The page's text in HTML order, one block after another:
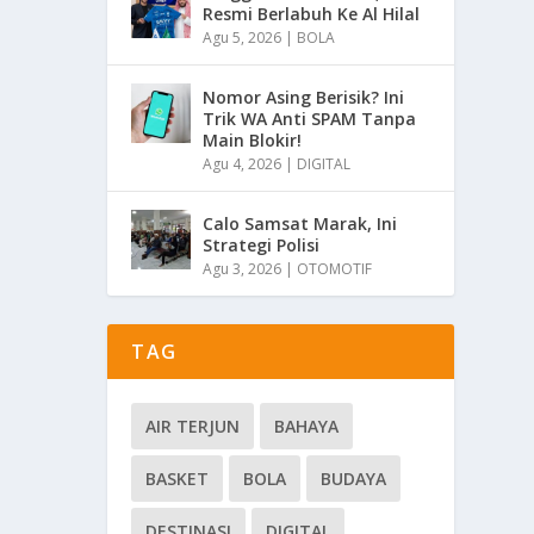
Resmi Berlabuh Ke Al Hilal
Agu 5, 2026 | BOLA
Nomor Asing Berisik? Ini
Trik WA Anti SPAM Tanpa
Main Blokir!
Agu 4, 2026 | DIGITAL
Calo Samsat Marak, Ini
Strategi Polisi
Agu 3, 2026 | OTOMOTIF
TAG
AIR TERJUN BAHAYA
BASKET BOLA BUDAYA